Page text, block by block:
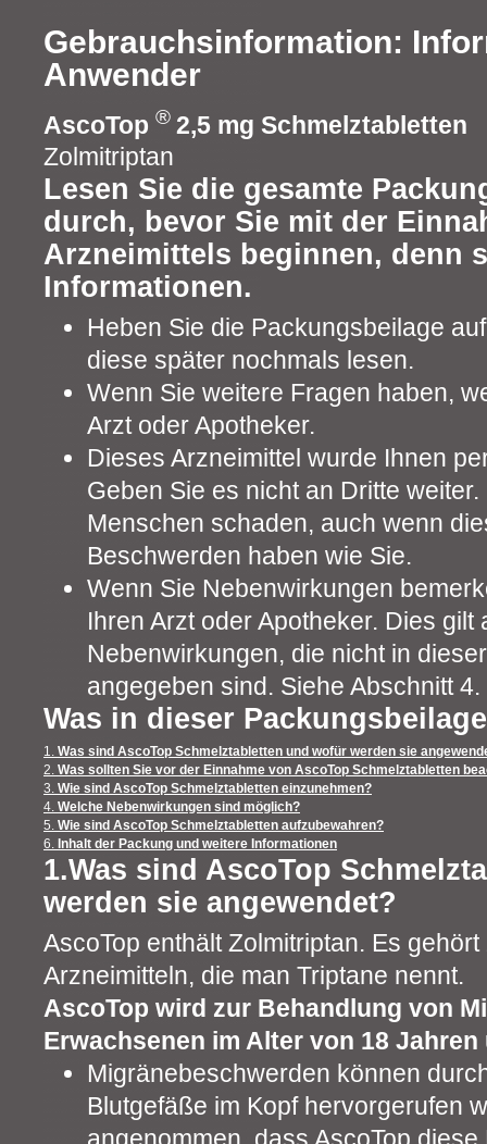
Gebrauchsinformation:
Anwender
AscoTop ® 2,5 mg Schmelztabletten
Zolmitriptan
Lesen Sie die gesamte
durch, bevor Sie mit der
Arzneimittels beginnen, denn
Informationen.
Heben Sie die Packungsbeilage
diese später nochmals lesen.
Wenn Sie weitere Fragen haben,
Arzt oder Apotheker.
Dieses Arzneimittel wurde Ihnen
Geben Sie es nicht an Dritte
Menschen schaden, auch wenn
Beschwerden haben wie Sie.
Wenn Sie Nebenwirkungen
Ihren Arzt oder Apotheker. Dies gilt
Nebenwirkungen, die nicht in
angegeben sind. Siehe Abschnitt 4.
Was in dieser
1. Was sind AscoTop Schmelztabletten und wofür werden sie
2. Was sollten Sie vor der Einnahme von AscoTop Schmelztabletten
3. Wie sind AscoTop Schmelztabletten einzunehmen?
4. Welche Nebenwirkungen sind möglich?
5. Wie sind AscoTop Schmelztabletten aufzubewahren?
6. Inhalt der Packung und weitere Informationen
1.Was sind AscoTop
werden sie angewendet?
AscoTop enthält Zolmitriptan. Es
Arzneimitteln, die man Triptane nennt.
AscoTop wird zur Behandlung von
Erwachsenen im Alter von 18
Migränebeschwerden können
Blutgefäße im Kopf hervorgerufen